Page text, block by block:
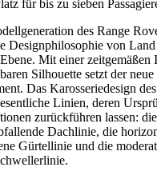
für bis zu sieben
des Range
Designphilosophie von
Mit einer zeitgemäßen
Silhouette setzt der
Das Karosseriedesign
Linien, deren
zurückführen lassen:
Dachlinie, die
Gürtellinie und die